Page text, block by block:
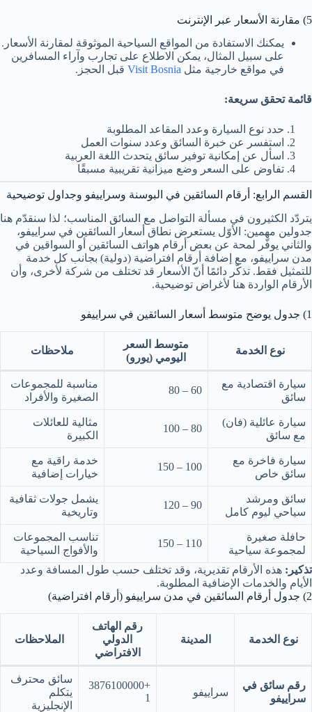
5) مقارنة الأسعار عبر الإنترنت
يمكنك الاستفادة من المواقع السياحية الموثوقة لمقارنة الأسعار.
على سبيل المثال، يمكن الاطلاع على تجارب وآراء المسافرين
في مواقع خارجية مثل Visit Bosnia قبل الحجز.
قائمة تحقق سريعة:
حدد نوع السيارة وعدد المقاعد المطلوبة
استفسر عن خبرة السائق وعدد سنوات العمل
اسأل عن إمكانية توفير سائق يتحدث اللغة العربية
تفاوض على السعر وضع ميزانية تقريبية مسبقًا
القسم الرابع: أرقام السائقين في البوسنة وسراييفو وجداول توضيحية
يتردّد الكثيرون في مسألة التواصل مع السائق المناسب؛ لذا سنقدّم هنا
جدولين مهمين: الأوّل يستعرض نطاق أسعار السائقين في سراييفو،
والثاني يوفّر لمحة عن بعض أرقام هواتف السائقين أو السواقين في
مدن سراييفو، مع إضافة أرقام افتراضية (دولية) بجانب كل خدمة
للتمثيل فقط. تذكّر دائمًا أنّ الأسعار قد تختلف من شركة لأخرى، وأن
الأرقام الواردة هنا لأغراض توضيحية.
1) جدول يوضح متوسط أسعار السائقين في سراييفو
نوع الخدمة
متوسط السعر
اليومي (يورو)
ملاحظات
سيارة اقتصادية مع
سائق
60 – 80
مناسبة للمجموعات
الصغيرة والأفراد
سيارة عائلية (فان)
مع سائق
80 – 100
مثالية للعائلات
الكبيرة
سيارة فاخرة مع
سائق خاص
100 – 150
خدمة راقية مع
خيارات إضافية
سائق ومرشد
سياحي ليوم كامل
90 – 120
يشمل جولات ثقافية
وتاريخية
حافلة صغيرة
لمجموعة سياحية
110 – 150
تناسب المجموعات
والأفواج السياحية
تذكير: هذه الأرقام تقديرية، وقد تختلف حسب طول المسافة وعدد
الأيام والخدمات الإضافية المطلوبة.
2) جدول أرقام السائقين في مدن سراييفو (أرقام افتراضية)
نوع الخدمة المدينة
رقم الهاتف
الدولي
الافتراضي
الملاحظات
رقم سائق في
سراييفو
سراييفو
+3876100000
1
سائق محترف
يتكلم
الإنجليزية